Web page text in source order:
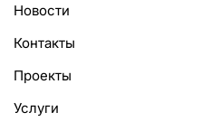
Новости
Контакты
Проекты
Услуги